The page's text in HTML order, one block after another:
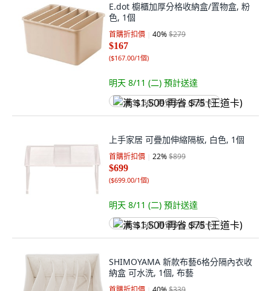
E.dot 櫥櫃加厚分格收納盒/置物盒, 粉
色, 1個
首購折扣價 40%$279
$167
($167.00/1個)
明天 8/11 (二) 預計送達
满 $1,500 再省 $75 (王道卡)
上手家居 可疊加伸縮隔板, 白色, 1個
首購折扣價 22%$899
$699
($699.00/1個)
明天 8/11 (二) 預計送達
满 $1,500 再省 $75 (王道卡)
SHIMOYAMA 新款布藝6格分隔內衣收
納盒 可水洗, 1個, 布藝